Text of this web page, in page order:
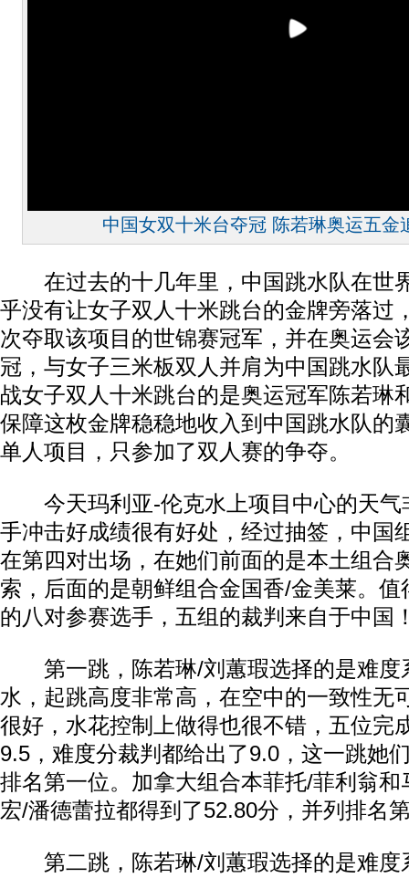
中国女双十米台夺冠 陈若琳奥运五金
在过去的十几年里，中国跳水队在世
乎没有让女子双人十米跳台的金牌旁落过
次夺取该项目的世锦赛冠军，并在奥运会
冠，与女子三米板双人并肩为中国跳水队
战女子双人十米跳台的是奥运冠军陈若琳
保障这枚金牌稳稳地收入到中国跳水队的
单人项目，只参加了双人赛的争夺。
今天玛利亚-伦克水上项目中心的天气
手冲击好成绩很有好处，经过抽签，中国
在第四对出场，在她们前面的是本土组合
索，后面的是朝鲜组合金国香/金美莱。
的八对参赛选手，五组的裁判来自于中国
第一跳，陈若琳/刘蕙瑕选择的是难度
水，起跳高度非常高，在空中的一致性无
很好，水花控制上做得也很不错，五位完
9.5，难度分裁判都给出了9.0，这一跳她
排名第一位。加拿大组合本菲托/菲利翁和
宏/潘德蕾拉都得到了52.80分，并列排名
第二跳，陈若琳/刘蕙瑕选择的是难度